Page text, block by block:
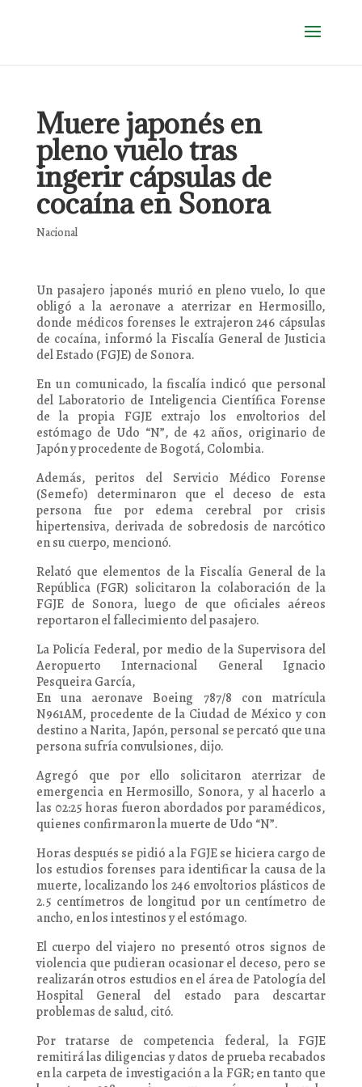
Muere japonés en
pleno vuelo tras
ingerir cápsulas de
cocaína en Sonora
Nacional
Un pasajero japonés murió en pleno vuelo, lo que
obligó a la aeronave a aterrizar en Hermosillo,
donde médicos forenses le extrajeron 246 cápsulas
de cocaína, informó la Fiscalía General de Justicia
del Estado (FGJE) de Sonora.
En un comunicado, la fiscalía indicó que personal
del Laboratorio de Inteligencia Científica Forense
de la propia FGJE extrajo los envoltorios del
estómago de Udo “N”, de 42 años, originario de
Japón y procedente de Bogotá, Colombia.
Además, peritos del Servicio Médico Forense
(Semefo) determinaron que el deceso de esta
persona fue por edema cerebral por crisis
hipertensiva, derivada de sobredosis de narcótico
en su cuerpo, mencionó.
Relató que elementos de la Fiscalía General de la
República (FGR) solicitaron la colaboración de la
FGJE de Sonora, luego de que oficiales aéreos
reportaron el fallecimiento del pasajero.
La Policía Federal, por medio de la Supervisora del
Aeropuerto Internacional General Ignacio
Pesqueira García,
En una aeronave Boeing 787/8 con matrícula
N961AM, procedente de la Ciudad de México y con
destino a Narita, Japón, personal se percató que una
persona sufría convulsiones, dijo.
Agregó que por ello solicitaron aterrizar de
emergencia en Hermosillo, Sonora, y al hacerlo a
las 02:25 horas fueron abordados por paramédicos,
quienes confirmaron la muerte de Udo “N”.
Horas después se pidió a la FGJE se hiciera cargo de
los estudios forenses para identificar la causa de la
muerte, localizando los 246 envoltorios plásticos de
2.5 centímetros de longitud por un centímetro de
ancho, en los intestinos y el estómago.
El cuerpo del viajero no presentó otros signos de
violencia que pudieran ocasionar el deceso, pero se
realizarán otros estudios en el área de Patología del
Hospital General del estado para descartar
problemas de salud, citó.
Por tratarse de competencia federal, la FGJE
remitirá las diligencias y datos de prueba recabados
en la carpeta de investigación a la FGR; en tanto que